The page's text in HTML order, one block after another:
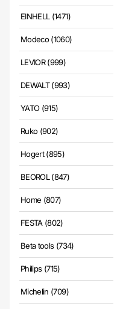
EINHELL (1471)
Modeco (1060)
LEVIOR (999)
DEWALT (993)
YATO (915)
Ruko (902)
Hogert (895)
BEOROL (847)
Home (807)
FESTA (802)
Beta tools (734)
Philips (715)
Michelin (709)